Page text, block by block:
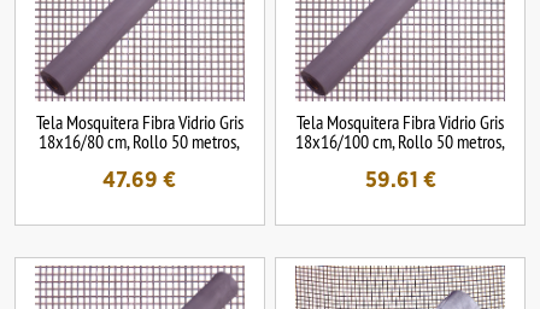
Tela Mosquitera Fibra Vidrio Gris
18x16/80 cm, Rollo 50 metros,
47.69 €
Tela Mosquitera Fibra Vidrio Gris
18x16/100 cm, Rollo 50 metros,
59.61 €